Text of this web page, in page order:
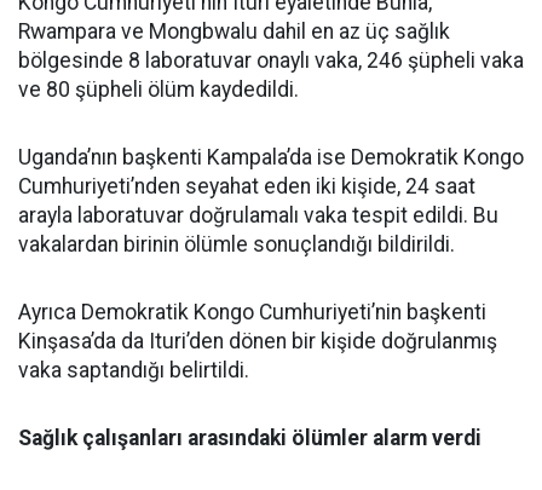
Rwampara ve Mongbwalu dahil en az üç sağlık
bölgesinde 8 laboratuvar onaylı vaka, 246 şüpheli vaka
ve 80 şüpheli ölüm kaydedildi.
Uganda’nın başkenti Kampala’da ise Demokratik Kongo
Cumhuriyeti’nden seyahat eden iki kişide, 24 saat
arayla laboratuvar doğrulamalı vaka tespit edildi. Bu
vakalardan birinin ölümle sonuçlandığı bildirildi.
Ayrıca Demokratik Kongo Cumhuriyeti’nin başkenti
Kinşasa’da da Ituri’den dönen bir kişide doğrulanmış
vaka saptandığı belirtildi.
Sağlık çalışanları arasındaki ölümler alarm verdi